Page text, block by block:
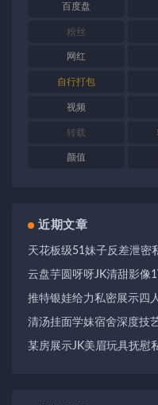
百度盘
粉丝
网红
自行打包
视频
转载
颜值
近期文章
天花板级51妹子反差泄密
云盘芋圆呀呀JK清甜影像
推特银娃给力私密展示四
清汤挂面学妹宿舍深度技
某房展示JK美眉玩具抚慰